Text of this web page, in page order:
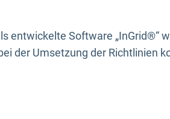
entwickelte Software „InGrid®“
der Umsetzung der Richtlinien